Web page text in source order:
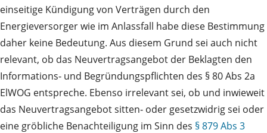
einseitige Kündigung von Verträgen durch den
Energieversorger wie im Anlassfall habe diese Bestimmung
daher keine Bedeutung. Aus diesem Grund sei auch nicht
relevant, ob das Neuvertragsangebot der Beklagten den
Informations‑ und Begründungspflichten des § 80 Abs 2a
ElWOG entspreche. Ebenso irrelevant sei, ob und inwieweit
das Neuvertragsangebot sitten‑ oder gesetzwidrig sei oder
eine gröbliche Benachteiligung im Sinn des § 879 Abs 3